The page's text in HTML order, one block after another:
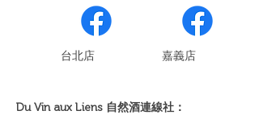
​台北店 嘉義店
Du Vin aux Liens 自然酒連線社：